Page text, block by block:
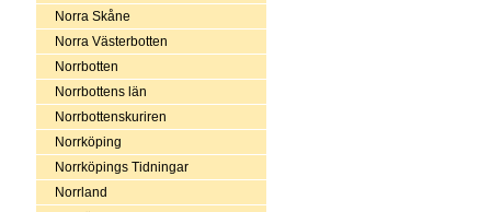
Norra Skåne
Norra Västerbotten
Norrbotten
Norrbottens län
Norrbottenskuriren
Norrköping
Norrköpings Tidningar
Norrland